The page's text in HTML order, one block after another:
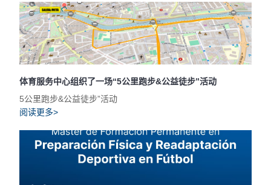
体育服务中心组织了一场“5公里跑步&公益徒步”活动
5公里跑步&公益徒步”活动
阅读更多>